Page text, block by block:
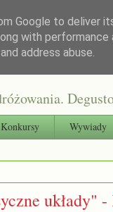
Konkursy Wywiady
Google to deliver
with
address abuse.